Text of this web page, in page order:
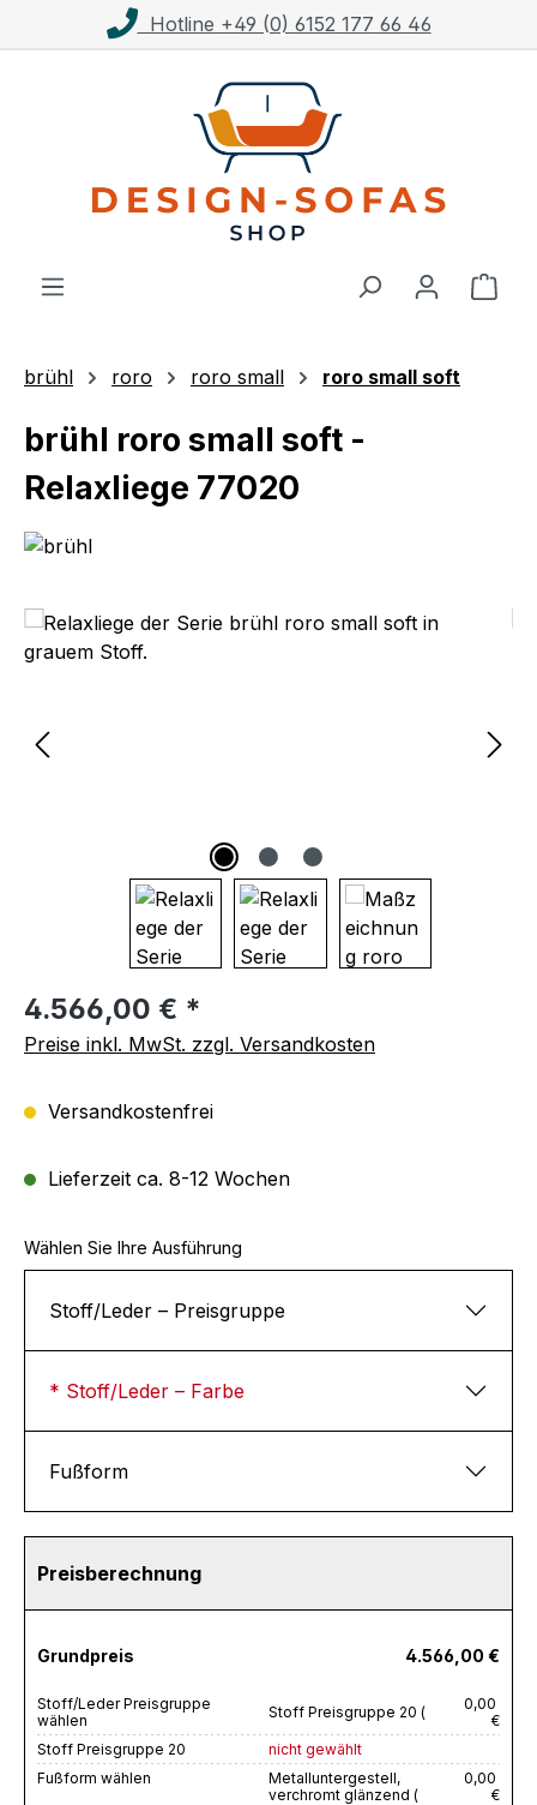
Zum Hauptinhalt springenKostenloser Versand ab 1.000€**
brühl roro roro small roro small soft
brühl roro small soft -
Relaxliege 77020
Bildergalerie überspringen
Regulärer Preis:
4.566,00 € *
Preise inkl. MwSt. zzgl. Versandkosten
Versandkostenfrei
Lieferzeit ca. 8-12 Wochen
Wählen Sie Ihre Ausführung
Stoff/Leder – Preisgruppe
* Stoff/Leder – Farbe
Fußform
Preisberechnung
Grundpreis 4.566,00 €
Stoff/Leder Preisgruppe
wählen
Stoff Preisgruppe 20 (
0,00
€
Stoff Preisgruppe 20
nicht gewählt
Fußform wählen
Metalluntergestell,
verchromt glänzend (
0,00
€